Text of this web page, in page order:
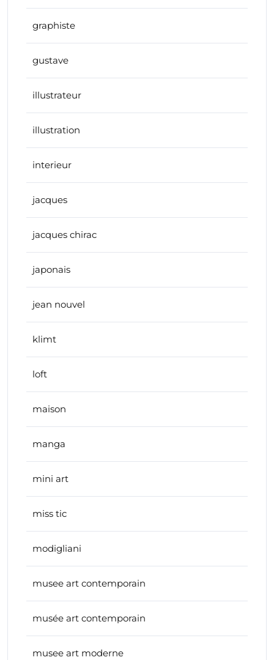
graphiste
gustave
illustrateur
illustration
interieur
jacques
jacques chirac
japonais
jean nouvel
klimt
loft
maison
manga
mini art
miss tic
modigliani
musee art contemporain
musée art contemporain
musee art moderne